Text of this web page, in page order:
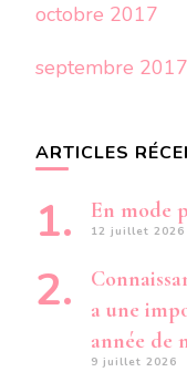
octobre 2017
septembre 2017
ARTICLES
En mode
12 juillet 2026
a une
année de
9 juillet 2026